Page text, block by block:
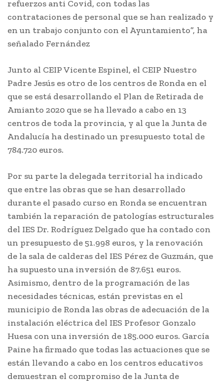
refuerzos anti Covid, con todas las
contrataciones de personal que se han realizado y
en un trabajo conjunto con el Ayuntamiento”, ha
señalado Fernández
Junto al CEIP Vicente Espinel, el CEIP Nuestro
Padre Jesús es otro de los centros de Ronda en el
que se está desarrollando el Plan de Retirada de
Amianto 2020 que se ha llevado a cabo en 13
centros de toda la provincia, y al que la Junta de
Andalucía ha destinado un presupuesto total de
784.720 euros.
Por su parte la delegada territorial ha indicado
que entre las obras que se han desarrollado
durante el pasado curso en Ronda se encuentran
también la reparación de patologías estructurales
del IES Dr. Rodríguez Delgado que ha contado con
un presupuesto de 51.998 euros, y la renovación
de la sala de calderas del IES Pérez de Guzmán, que
ha supuesto una inversión de 87.651 euros.
Asimismo, dentro de la programación de las
necesidades técnicas, están previstas en el
municipio de Ronda las obras de adecuación de la
instalación eléctrica del IES Profesor Gonzalo
Huesa con una inversión de 185.000 euros. García
Paine ha firmado que todas las actuaciones que se
están llevando a cabo en los centros educativos
demuestran el compromiso de la Junta de